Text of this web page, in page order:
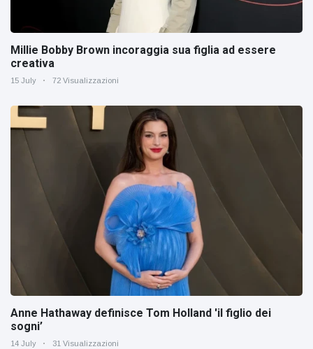
Millie Bobby Brown incoraggia sua figlia ad essere
creativa
15 July 72 Visualizzazioni
Anne Hathaway definisce Tom Holland 'il figlio dei
sogni’
14 July 31 Visualizzazioni